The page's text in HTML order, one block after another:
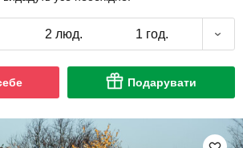
2 люд. 1 год.
Подарувати